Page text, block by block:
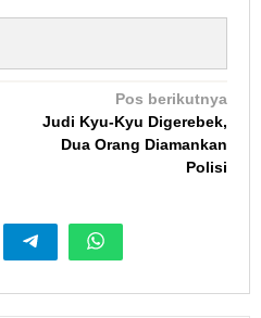
Pos berikutnya
Judi Kyu-Kyu Digerebek,
Dua Orang Diamankan
Polisi